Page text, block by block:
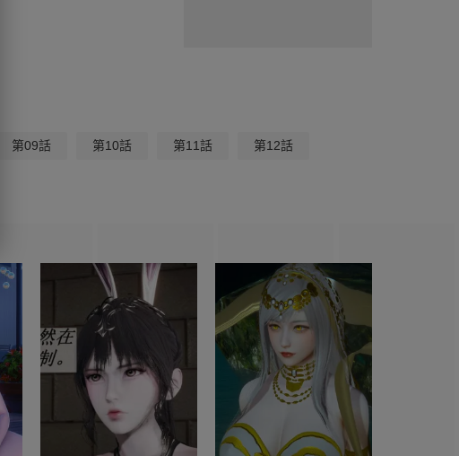
第09話 第10話 第11話 第12話